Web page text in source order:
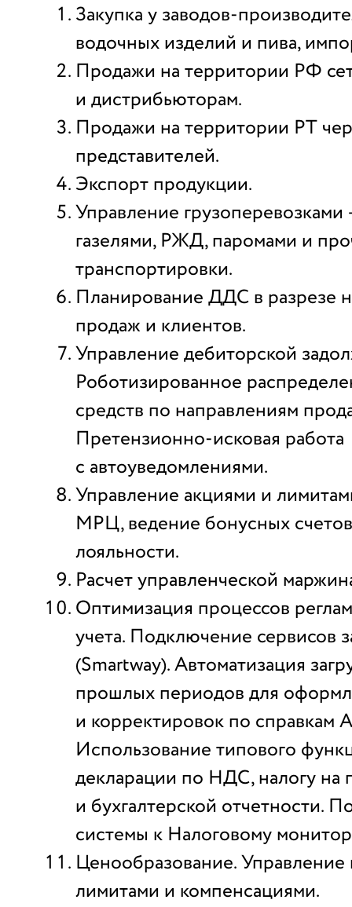
Закупка у заводов-
водочных изделий и пива,
Продажи на территории РФ
и дистрибьюторам.
Продажи на территории РТ
представителей.
Экспорт продукции.
Управление
газелями, РЖД, паромами и
транспортировки.
Планирование ДДС в разрезе
продаж и клиентов.
Управление дебиторской
Роботизированное
средств по направлениям
Претензионно-исковая работа
с автоуведомлениями.
Управление акциями и
МРЦ, ведение бонусных
лояльности.
Расчет управленческой
Оптимизация процессов
учета. Подключение сервисов
(Smartway). Автоматизация
прошлых периодов для
и корректировок по справкам
Использование типового
декларации по НДС, налогу на
и бухгалтерской отчетности.
системы к Налоговому
Ценообразование. Управление
лимитами и компенсациями.